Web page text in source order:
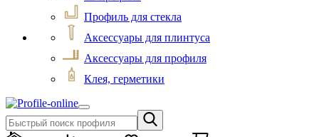
Профиль для стекла
Аксессуары для плинтуса
Аксессуары для профиля
Клея, герметики